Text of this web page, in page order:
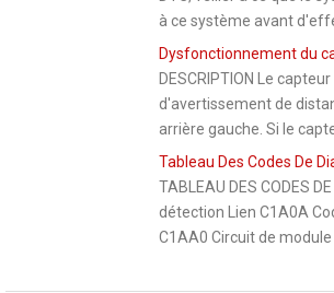
à ce système avant
Dysfonctionnement du
DESCRIPTION Le
d'avertissement de
arrière gauche. Si le
Tableau Des Codes De
TABLEAU DES CODES
détection Lien C1A0A
C1AA0 Circuit de module